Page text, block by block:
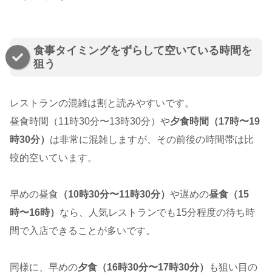
食事タイミングをずらして空いている時間を
狙う
レストランの混雑は割と読みやすいです。
昼食時間（11時30分〜13時30分）や夕食時間（17時〜19
時30分） は非常に混雑しますが、その前後の時間帯は比
較的空いています。
早めの昼食 （10時30分〜11時30分） や遅めの昼食（15
時〜16時） なら、人気レストランでも15分程度の待ち時
間で入店できることが多いです。
同様に、早めの夕食（16時30分〜17時30分）
も狙い目の